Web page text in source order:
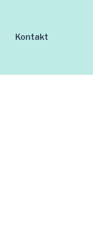
Kontakt